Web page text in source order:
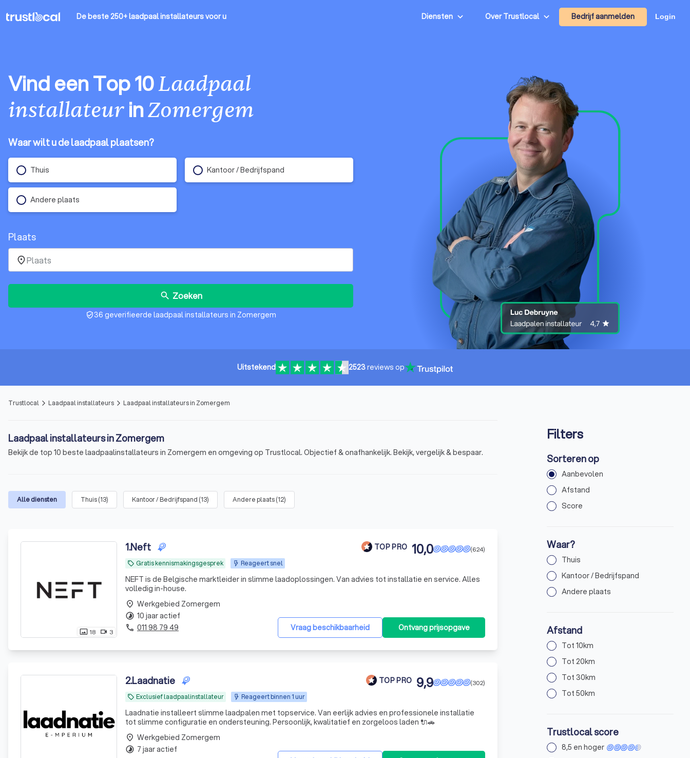
De beste 250+ laadpaal installateursvoor u Diensten Over Trustlocal Bedrijf aanmelden Login
Vind een Top 10Laadpaal
installateurinZomergem
Waar wilt u de laadpaal plaatsen?
Thuis Kantoor / Bedrijfspand
Andere plaats
Plaats
place
search Zoeken
verified_user36 geverifieerde laadpaal installateurs in Zomergem
Uitstekend 2523reviews op
Trustlocal arrow_forward_ios Laadpaal installateurs arrow_forward_ios Laadpaal installateurs in Zomergem
Laadpaal installateurs in Zomergem
Bekijk de top 10 beste laadpaalinstallateurs in Zomergem en omgeving op Trustlocal. Objectief & onafhankelijk. Bekijk, vergelijk & bespaar.
Alle diensten Thuis(13) Kantoor / Bedrijfspand (13) Andere plaats(12)
photo_size_select_actual 18 videocam 3
1.Neft TOP PRO
local_offer Gratis kennismakingsgesprek Reageert snel
(624)
10,0
NEFT is de Belgische marktleider in slimme laadoplossingen. Van advies tot installatie en service. Alles
volledig in-house.
Vraag beschikbaarheid Ontvang prijsopgave
place Werkgebied Zomergem
timelapse 10 jaar actief
phone 011 98 79 49
2.Laadnatie TOP PRO
local_offer Exclusief laadpaalinstallateur Reageert binnen 1 uur
(302)
9,9
Laadnatie installeert slimme laadpalen met topservice. Van eerlijk advies en professionele installatie
tot slimme configuratie en ondersteuning. Persoonlijk, kwalitatief en zorgeloos laden 🔌🚗
place Werkgebied Zomergem
timelapse 7 jaar actief
Filters
Sorteren op
Aanbevolen
Afstand
Score
Waar?
Thuis
Kantoor / Bedrijfspand
Andere plaats
Afstand
Tot 10km
Tot 20km
Tot 30km
Tot 50km
Trustlocal score
8,5 en hoger